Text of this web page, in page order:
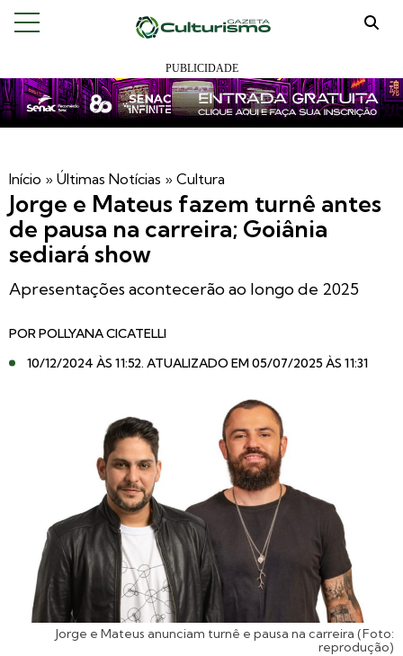
Início » Últimas Notícias » Cultura
Jorge e Mateus fazem turnê antes
de pausa na carreira; Goiânia
sediará show
Apresentações acontecerão ao longo de 2025
PORPOLLYANA CICATELLI
10/12/2024 ÀS 11:52. ATUALIZADO EM 05/07/2025 ÀS 11:31
Jorge e Mateus anunciam turnê e pausa na carreira (Foto:
reprodução)